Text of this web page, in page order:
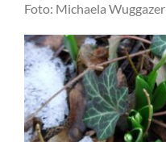
Foto: Michaela Wuggazer